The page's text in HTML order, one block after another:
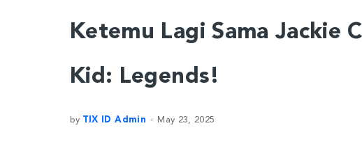
Ketemu Lagi Sama Jackie
Kid: Legends!
by TIX ID Admin May 23, 2025